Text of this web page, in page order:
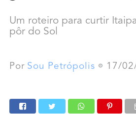
Um roteiro para curtir
pôr do Sol
Por Sou Petrópolis 17/